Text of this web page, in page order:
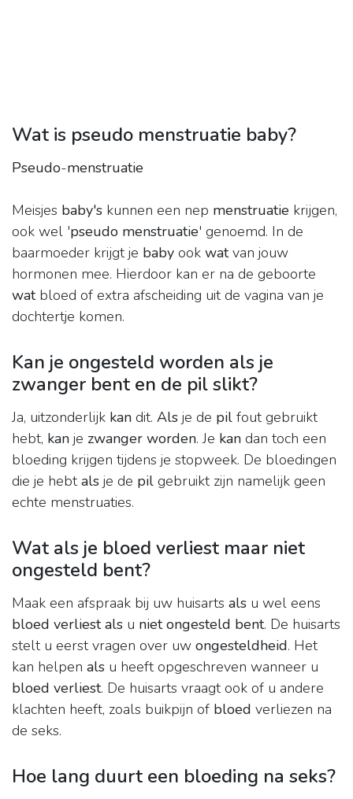
Wat is pseudo menstruatie baby?
Pseudo-menstruatie
Meisjes baby's kunnen een nep menstruatie krijgen,
ook wel 'pseudo menstruatie' genoemd. In de
baarmoeder krijgt je baby ook watvan jouw
hormonen mee. Hierdoor kan er na de geboorte
watbloed of extra afscheiding uit de vagina van je
dochtertje komen.
Kan je ongesteld worden als je
zwanger bent en de pil slikt?
Ja, uitzonderlijk kan dit. Als je de pil fout gebruikt
hebt, kan je zwanger worden. Je kan dan toch een
bloeding krijgen tijdens je stopweek. De bloedingen
die je hebtals je de pil gebruikt zijn namelijk geen
echte menstruaties.
Wat als je bloed verliest maar niet
ongesteld bent?
Maak een afspraak bij uw huisarts als u wel eens
bloed verliest als u niet ongesteld bent. De huisarts
stelt u eerst vragen over uw ongesteldheid. Het
kan helpen als u heeft opgeschreven wanneer u
bloed verliest. De huisarts vraagt ook of u andere
klachten heeft, zoals buikpijn of bloed verliezen na
de seks.
Hoe lang duurt een bloeding na seks?